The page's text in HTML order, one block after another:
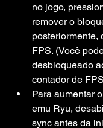
no jogo,
remover o
posteriormente,
FPS. (Você
desbloqueado
contador de
Para aumentar
emu Ryu,
sync antes da